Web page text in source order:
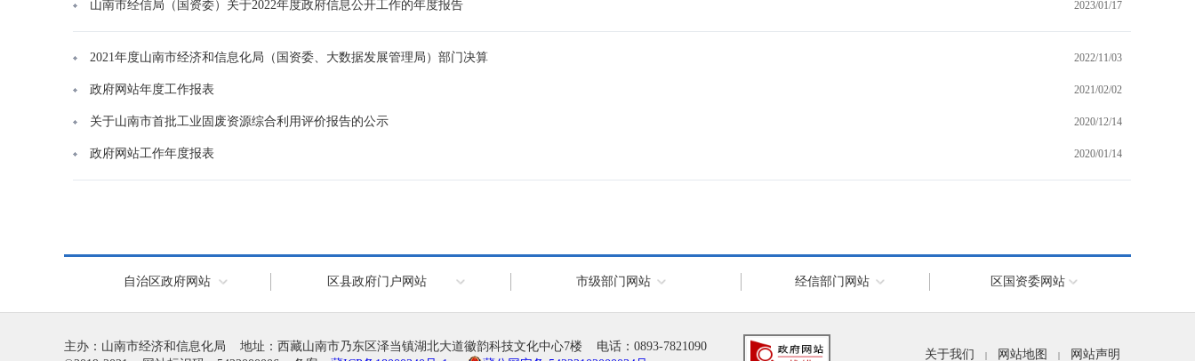
山南市经信局（国资委）关于2022年度政府信息公开工作的年度报告 2023/01/17
2021年度山南市经济和信息化局（国资委、大数据发展管理局）部门决算 2022/11/03
政府网站年度工作报表 2021/02/02
关于山南市首批工业固废资源综合利用评价报告的公示 2020/12/14
政府网站工作年度报表 2020/01/14
自治区政府网站 区县政府门户网站 市级部门网站 经信部门网站 区国资委网站
主办：山南市经济和信息化局 地址：西藏山南市乃东区泽当镇湖北大道徽韵科技文化中心7楼 电话：0893-7821090
关于我们 | 网站地图 | 网站声明